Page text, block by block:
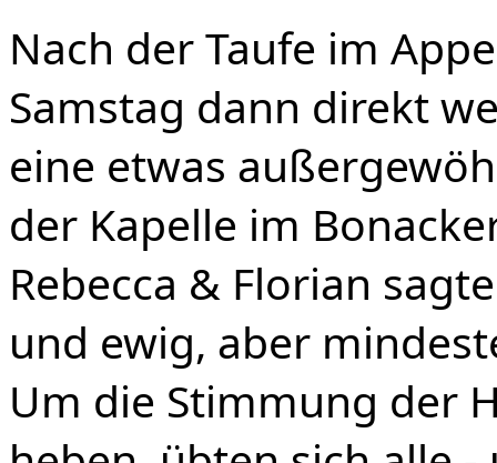
Nach der Taufe im
Samstag dann direkt
eine etwas
der Kapelle im
Rebecca & Florian
und ewig, aber
Um die Stimmung der